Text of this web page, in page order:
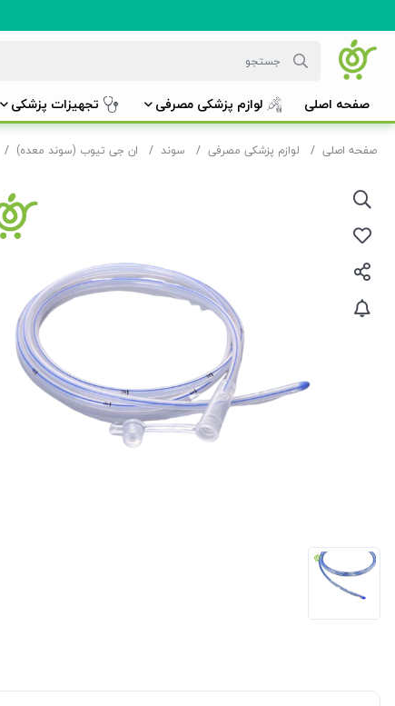
صفحه اصلی لوازم پزشکی مصرفی تجهیزات پزشکی
صفحه اصلی لوازم پزشکی مصرفی سوند ان جی تیوب (سوند معده)